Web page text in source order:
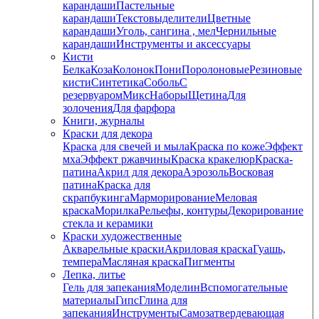
карандашиПастельные
карандашиТекстовыделителиЦветные
карандашиУголь, сангина , мелЧернильные
карандашиИнструменты и аксессуары
Кисти
БелкаКозаКолонокПониПоролоновыеРезиновые
кистиСинтетикаСобольС
резервуаромМиксНаборыЩетинаДля
золоченияДля фарфора
Книги, журналы
Краски для декора
Краска для свечей и мылаКраска по кожеЭффект
мхаЭффект ржавчиныКраска кракелюрКраска-
патинаАкрил для декораАэрозольВосковая
патинаКраска для
скрапбукингаМарморированиеМеловая
краскаМорилкаРельефы, контурыДекорирование
стекла и керамики
Краски художественные
Акварельные краскиАкриловая краскаГуашь,
темпераМасляная краскаПигменты
Лепка, литье
Гель для запеканияМоделинВспомогательные
материалыГипсГлина для
запеканияИнструментыСамозатвердевающая